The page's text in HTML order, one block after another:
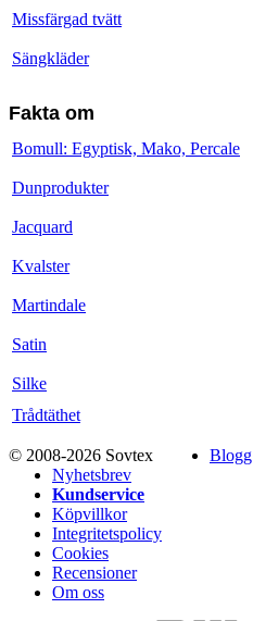
Missfärgad tvätt
Sängkläder
Fakta om
Bomull: Egyptisk, Mako, Percale
Dunprodukter
Jacquard
Kvalster
Martindale
Satin
Silke
Trådtäthet
© 2008-2026 Sovtex
Blogg
Nyhetsbrev
Kundservice
Köpvillkor
Integritetspolicy
Cookies
Recensioner
Om oss